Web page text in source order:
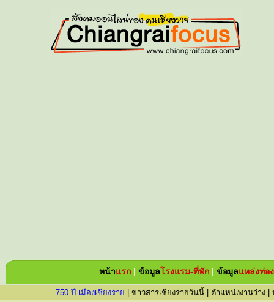
หน้าแรก | ข้อมูลโรงแรม-ที่พัก | ข้อมูลแหล่งท่อ
750 ปี เมืองเชียงราย ข่าวสารเชียงรายวันนี้ ตำแหน่งงานว่าง